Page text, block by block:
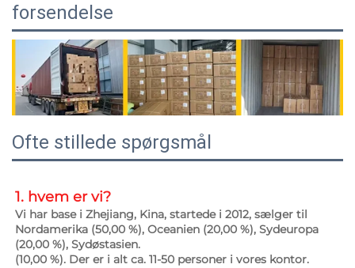
forsendelse
Ofte stillede spørgsmål
1. hvem er vi?
Vi har base i Zhejiang, Kina, startede i 2012, sælger til
Nordamerika (50,00 %), Oceanien (20,00 %), Sydeuropa
(20,00 %), Sydøstasien.
(10,00 %). Der er i alt ca. 11-50 personer i vores kontor.